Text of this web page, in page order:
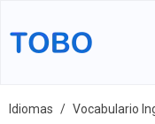
Idiomas Vocabulario